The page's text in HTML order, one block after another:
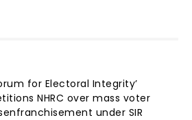
for Electoral Integrity’
NHRC over mass voter
under SIR